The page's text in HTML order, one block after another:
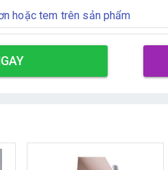
hoặc tem trên sản phẩm